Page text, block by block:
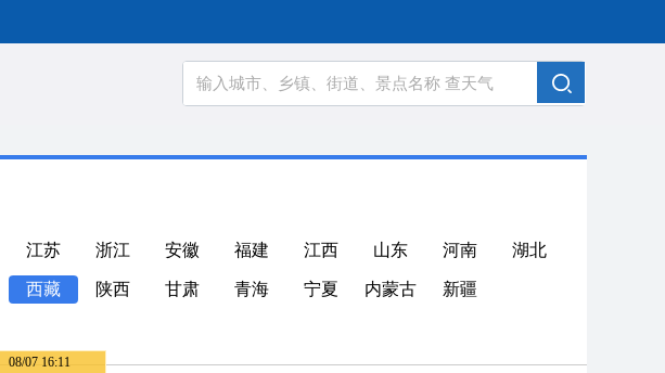
江苏 浙江 安徽 福建 江西 山东 河南 湖北
西藏 陕西 甘肃 青海 宁夏 内蒙古 新疆
08/07 16:11